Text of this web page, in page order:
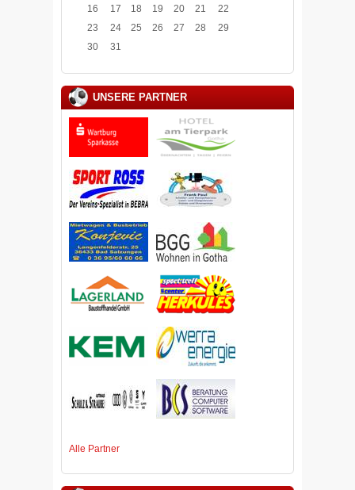
16
17 18 19 20 21
22
23
24 25 26 27 28
29
30
31
UNSERE PARTNER
Alle Partner